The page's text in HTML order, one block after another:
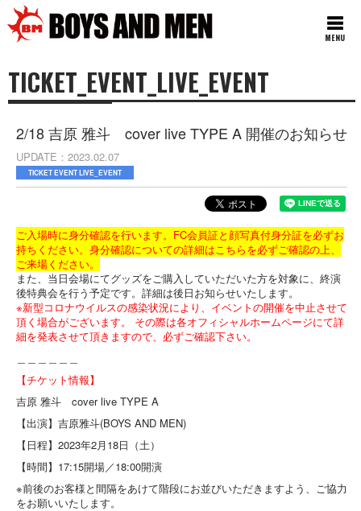
MENU
TICKET_EVENT_LIVE_EVENT
2/18 吉原 雅斗 cover live TYPE A 開催のお知らせ
UPDATE 2023.02.07
TICKET EVENT LIVE_EVENT
ご入場時に身分確認を行います。FC会員証と顔写真付身分証を必ずお
持ちください。身分確認についての詳細は こちらを必ずご確認の上、
ご来場ください。
また、当日会場にてグッズをご購入していただいた方を対象に、終演
後特典会を行う予定です。詳細は後日お知らせいたします。
※新型コロナウイルスの感染状況により、イベントの開催を中止させて
頂く場合がございます。 その際は各オフィシャルホームページにて詳
細を発表させて頂きますので、必ずご確認下さい。
【チケット情報】
吉原 雅斗 cover live TYPE A
【出演】吉原雅斗(BOYS AND MEN)
【日程】2023年2月18日（土）
【時間】17:15開場／18:00開演
※前後のお客様と間隔をあけて階段にお並びいただきますよう、ご協力
をお願いいたします。